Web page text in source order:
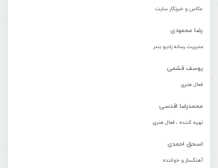
عکاس و خبرنگار سایت
رضا محمودی
مدیریت رسانه رادیو بندر
یوسف قشمی
فعال هنری
محمدرضا اقدسی
تهیه کننده ، فعال هنری
اسحق احمدی
آهنگساز و خواننده